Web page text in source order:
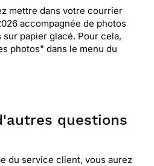
mettre dans votre courrier
accompagnée de photos
papier glacé. Pour cela,
photos" dans le menu du
questions
du service client, vous aurez